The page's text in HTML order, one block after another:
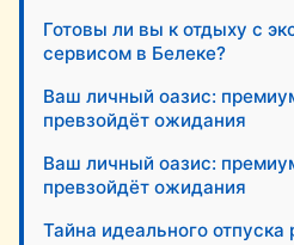
Готовы ли вы к отдыху с
сервисом в Белеке?
Ваш личный оазис:
превзойдёт ожидания
Ваш личный оазис:
превзойдёт ожидания
Тайна идеального